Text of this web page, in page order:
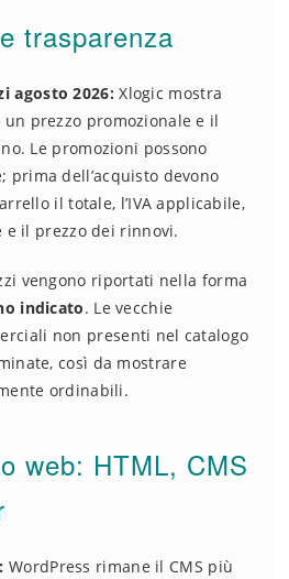
trasparenza
agosto 2026: Xlogic mostra
prezzo promozionale e il
Le promozioni possono
prima dell’acquisto devono
il totale, l’IVA applicabile,
il prezzo dei rinnovi.
vengono riportati nella forma
indicato. Le vecchie
non presenti nel catalogo
così da mostrare
ordinabili.
web: HTML, CMS
WordPress rimane il CMS più